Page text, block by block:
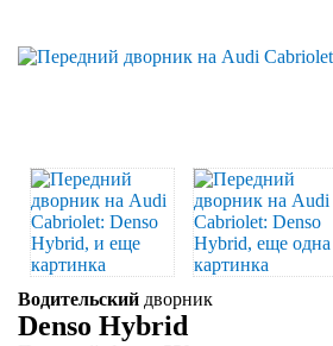
Водительский дворник
Denso Hybrid